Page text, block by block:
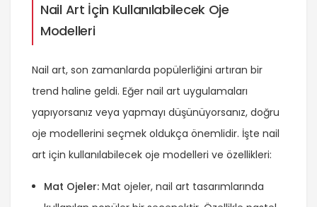
Nail Art İçin Kullanılabilecek Oje
Modelleri
Nail art, son zamanlarda popülerliğini artıran bir
trend haline geldi. Eğer nail art uygulamaları
yapıyorsanız veya yapmayı düşünüyorsanız, doğru
oje modellerini seçmek oldukça önemlidir. İşte nail
art için kullanılabilecek oje modelleri ve özellikleri:
Mat Ojeler: Mat ojeler, nail art tasarımlarında